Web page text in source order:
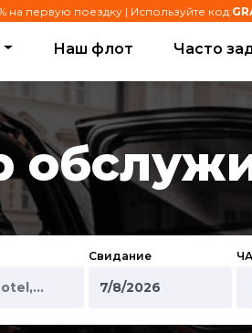
на первую поездку | Используйте код:
Наш флот Часто
Свидание